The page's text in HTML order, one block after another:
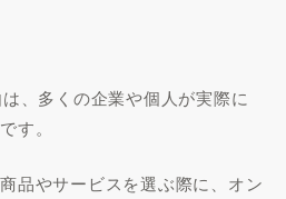
、多くの企業や個人が実際に
す。
品やサービスを選ぶ際に、オン